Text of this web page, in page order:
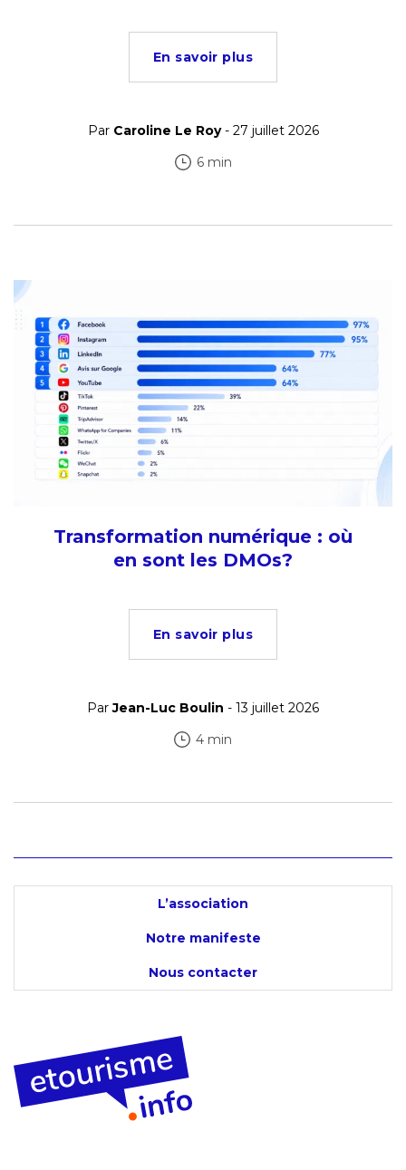
En savoir plus
Par Caroline Le Roy- 27 juillet 2026
6 min
Transformation numérique : où
en sont les DMOs?
En savoir plus
ParJean-Luc Boulin - 13 juillet 2026
4 min
L’association
Notre manifeste
Nous contacter